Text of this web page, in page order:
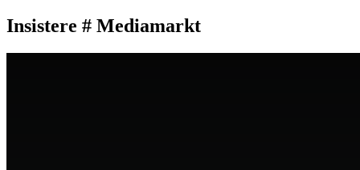
Insistere # Mediamarkt